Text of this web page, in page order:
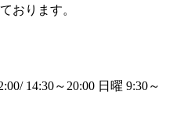
おります。
14:30～20:00 日曜 9:30～